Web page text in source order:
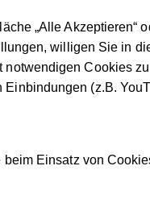
„Alle Akzeptieren“
willigen Sie in
notwendigen Cookies zu
(z.B.
Einsatz von